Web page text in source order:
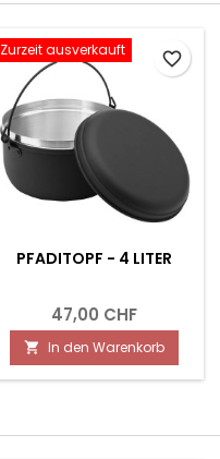
Zurzeit ausverkauft
PFADITOPF - 4 LITER
47,00 CHF
 In den Warenkorb
favorite_border